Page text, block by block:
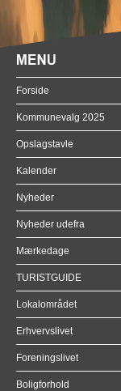
Forside
Kommunevalg 2025
Opslagstavle
Kalender
Nyheder
Nyheder udefra
Mærkedage
TURISTGUIDE
Lokalområdet
Erhvervslivet
Foreningslivet
Boligforhold